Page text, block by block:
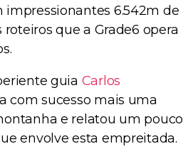
impressionantes 6.542m de
que a Grade6 opera
guia Carlos
com sucesso mais uma
e relatou um pouco
envolve esta empreitada.